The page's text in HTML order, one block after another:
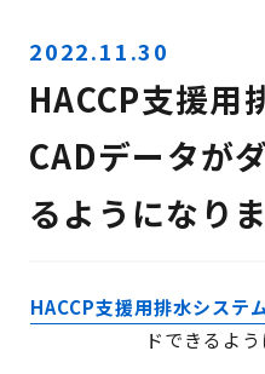
採用情報
お問い合わせ
総務・経
2022.11.30
HACCP支援用
CADデータが
るようになりま
HACCP支援用排水システ
ドできるよう